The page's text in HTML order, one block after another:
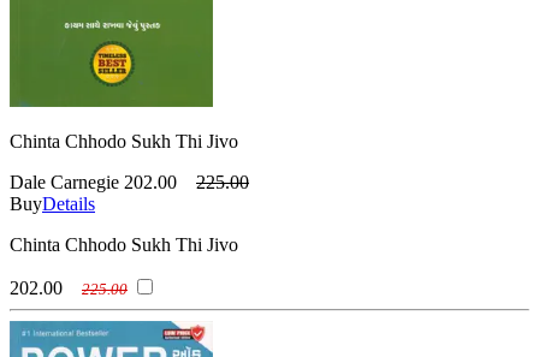
Chinta Chhodo Sukh Thi Jivo
Dale Carnegie 202.00
225.00
BuyDetails
Chinta Chhodo Sukh Thi Jivo
202.00 225.00